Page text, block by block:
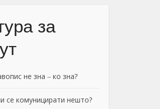
за
не зна ‒ ко зна?
се комуницирати нешто?